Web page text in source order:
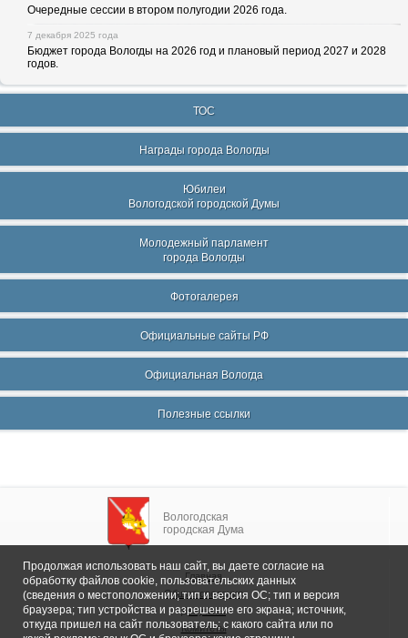
Очередные сессии в втором полугодии 2026 года.
7 декабря 2025 года
Бюджет города Вологды на 2026 год и плановый период 2027 и 2028
годов.
ТОС
Награды города Вологды
Юбилеи
Вологодской городской Думы
Молодежный парламент
города Вологды
Фотогалерея
Официальные сайты РФ
Официальная Вологда
Полезные ссылки
Вологодская
городская Дума
Главная
Общие сведения
Депутаты
Комитеты
Продолжая использовать наш сайт, вы даете согласие на
обработку файлов cookie, пользовательских данных
(сведения о местоположении; тип и версия ОС; тип и версия
браузера; тип устройства и разрешение его экрана; источник,
откуда пришел на сайт пользователь; с какого сайта или по